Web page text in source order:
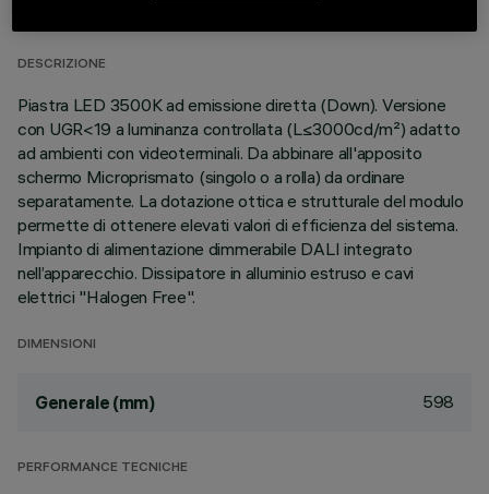
DESCRIZIONE
Piastra LED 3500K ad emissione diretta (Down). Versione
con UGR<19 a luminanza controllata (L≤3000cd/m²) adatto
ad ambienti con videoterminali. Da abbinare all'apposito
schermo Microprismato (singolo o a rolla) da ordinare
separatamente. La dotazione ottica e strutturale del modulo
permette di ottenere elevati valori di efficienza del sistema.
Impianto di alimentazione dimmerabile DALI integrato
nell’apparecchio. Dissipatore in alluminio estruso e cavi
elettrici "Halogen Free".
DIMENSIONI
Generale (mm) 598
PERFORMANCE TECNICHE